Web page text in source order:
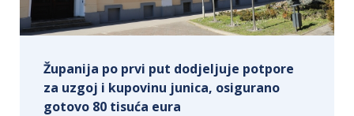
Županija po prvi put dodjeljuje potpore
za uzgoj i kupovinu junica, osigurano
gotovo 80 tisuća eura